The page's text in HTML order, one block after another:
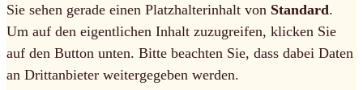
Sie sehen gerade einen Platzhalterinhalt von Standard.
Um auf den eigentlichen Inhalt zuzugreifen, klicken Sie
auf den Button unten. Bitte beachten Sie, dass dabei Daten
an Drittanbieter weitergegeben werden.